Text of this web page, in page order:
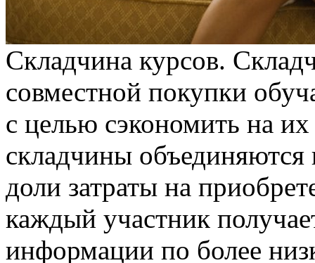
Склaдчинa курсoв.
совместной покупки
с целью сэкономить на
складчины объединяются
доли затраты на
каждый участник
информации по более